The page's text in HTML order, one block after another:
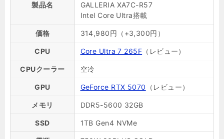
製品名
GALLERIA XA7C-R57
Intel Core Ultra搭載
価格 314,980円（+3,300円）
CPU Core Ultra 7 265F （レビュー）
CPUクーラー 空冷
GPU GeForce RTX 5070 （レビュー）
メモリ DDR5-5600 32GB
SSD 1TB Gen4 NVMe